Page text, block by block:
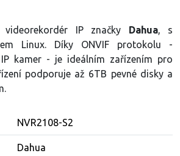
videorekordér IP značky Dahua, s
Linux. Díky ONVIF protokolu -
kamer - je ideálním zařízením pro
podporuje až 6TB pevné disky a
NVR2108-S2
Dahua